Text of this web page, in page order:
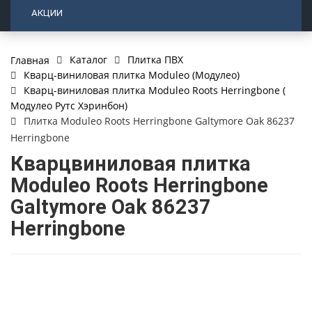
АКЦИИ
Главная Каталог
Плитка ПВХ
Кварц-виниловая плитка Moduleo (Модулео)
Кварц-виниловая плитка Moduleo Roots Herringbone (
Модулео Рутс Хэринбон)
Плитка Moduleo Roots Herringbone Galtymore Oak 86237
Herringbone
Кварцвиниловая плитка
Moduleo Roots Herringbone
Galtymore Oak 86237
Herringbone